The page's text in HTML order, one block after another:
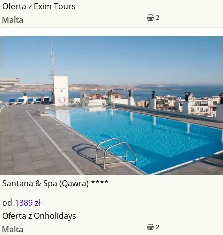
2
Oferta z Exim Tours
Malta
Santana & Spa (Qawra) ****
od 1389 zł
2
Oferta z Onholidays
Malta